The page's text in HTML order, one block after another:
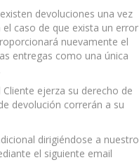
devoluciones una vez
caso de que exista un error
nuevamente el
entregas como una única
ejerza su derecho de
devolución correrán a su
dirigiéndose a nuestro
el siguiente email